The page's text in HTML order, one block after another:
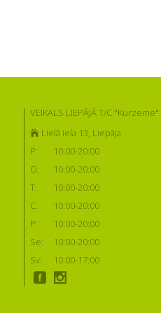
VEIKALS LIEPĀJĀ T/C "Kurzeme":
Lielā iela 13, Liepāja
P:
10:00-20:00
O:
10:00-20:00
T:
10:00-20:00
C:
10:00-20:00
P:
10:00-20:00
Se:
10:00-20:00
Sv:
10:00-17:00